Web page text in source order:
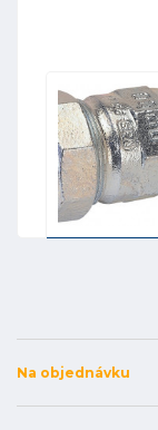
Na objednávku